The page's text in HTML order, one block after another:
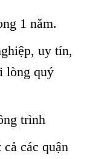
1 năm.
uy tín,
lòng quý
trình
các quận